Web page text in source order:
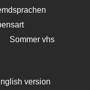
Sommer vhs
version